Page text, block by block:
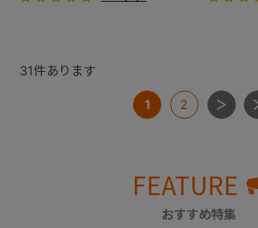
31件あります
1 2
FEATURE
おすすめ特集